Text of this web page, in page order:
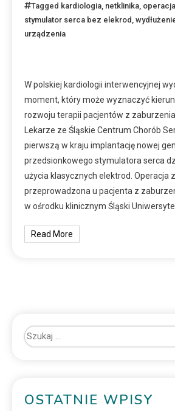
Tagged kardiologia netklinika operacja
stymulator serca bez elekrod ,
urządzenia
W polskiej kardiologii interwencyjnej
moment, który może wyznaczyć
rozwoju terapii pacjentów z
Lekarze ze Śląskie Centrum Chorób
pierwszą w kraju implantację nowej
przedsionkowego stymulatora serca
użycia klasycznych elektrod. Operacja
przeprowadzona u pacjenta z
w ośrodku klinicznym Śląski
Read More
OSTATNIE WPISY